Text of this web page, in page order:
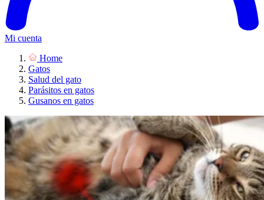
Mi cuenta
Home
Gatos
Salud del gato
Parásitos en gatos
Gusanos en gatos